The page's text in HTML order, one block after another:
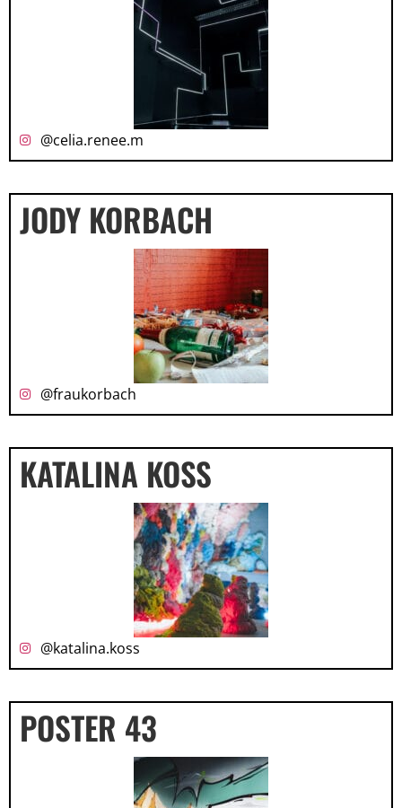
@celia.renee.m
JODY KORBACH
@fraukorbach
KATALINA KOSS
@katalina.koss
POSTER 43